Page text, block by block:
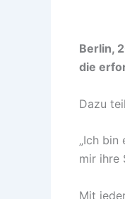
Berlin,
die
Dazu
„Ich
mir ihre
Mit